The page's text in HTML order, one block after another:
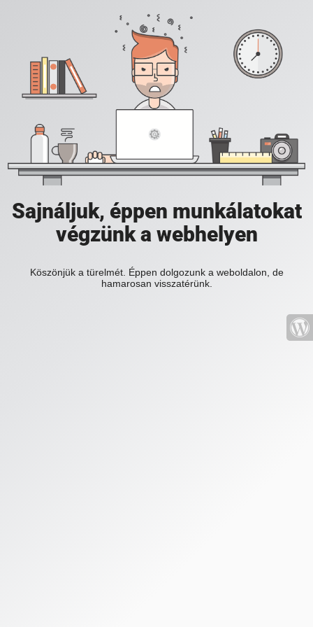
Sajnáljuk, éppen munkálatokat
végzünk a webhelyen
Köszönjük a türelmét. Éppen dolgozunk a weboldalon, de
hamarosan visszatérünk.